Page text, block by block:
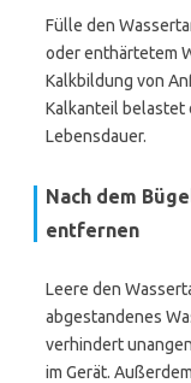
Fülle den
oder enthärtetem
Kalkbildung von
Kalkanteil belastet
Lebensdauer.
Nach dem
entfernen
Leere den
abgestandenes
verhindert
im Gerät.